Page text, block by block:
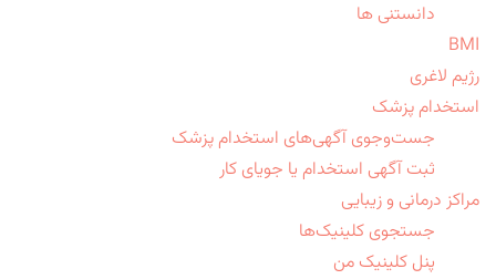
دانستنی ها
BMI
رژیم لاغری
استخدام پزشک
جست‌وجوی آگهی‌های استخدام پزشک
ثبت آگهی استخدام یا جویای کار
مراکز درمانی و زیبایی
جستجوی کلینیک‌ها
پنل کلینیک من